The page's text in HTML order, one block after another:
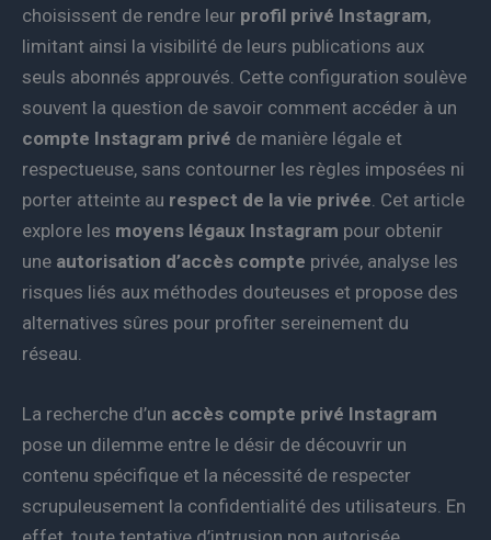
choisissent de rendre leur profil privé Instagram,
limitant ainsi la visibilité de leurs publications aux
seuls abonnés approuvés. Cette configuration soulève
souvent la question de savoir comment accéder à un
compte Instagram privé de manière légale et
respectueuse, sans contourner les règles imposées ni
porter atteinte au respect de la vie privée. Cet article
explore les moyens légaux Instagram pour obtenir
une autorisation d’accès compte privée, analyse les
risques liés aux méthodes douteuses et propose des
alternatives sûres pour profiter sereinement du
réseau.
La recherche d’un accès compte privé Instagram
pose un dilemme entre le désir de découvrir un
contenu spécifique et la nécessité de respecter
scrupuleusement la confidentialité des utilisateurs. En